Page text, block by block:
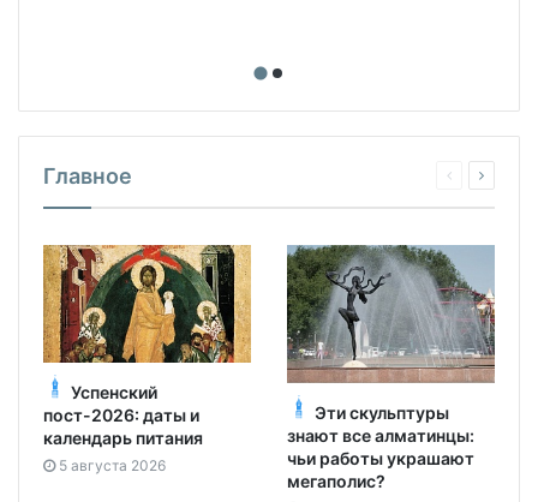
Успенский
пост-2026: даты и
календарь питания
5 августа 2026
Эти скульптуры
знают все алматинцы:
чьи работы украшают
мегаполис?
7 августа 2026